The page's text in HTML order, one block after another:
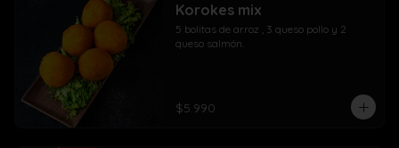
Korokes mix
5 bolitas de arroz , 3 queso pollo y 2
queso salmón.
$5.990